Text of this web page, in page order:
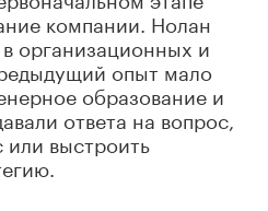
компании. Нолан
организационных и
опыт мало
образование и
ответа на вопрос,
или выстроить